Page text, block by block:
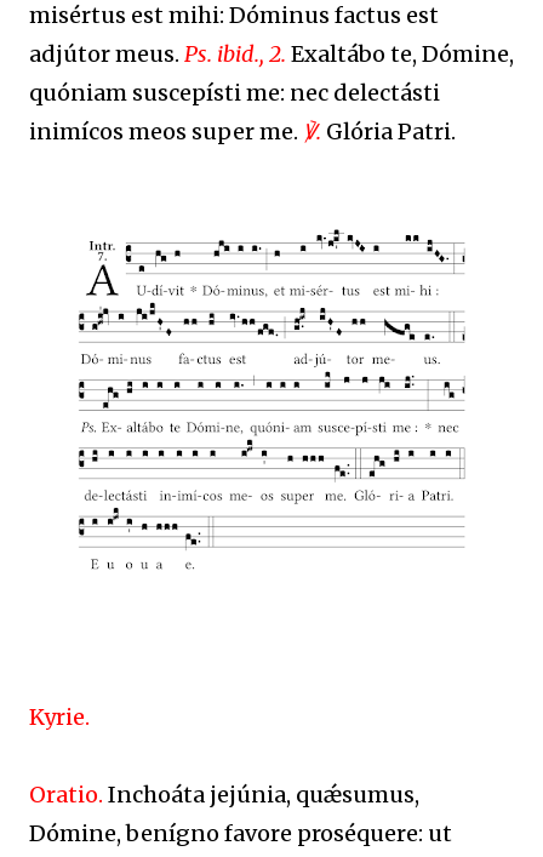
misértus est mihi: Dóminus factus est
adjútor meus. Ps. ibid., 2. Exaltábo te, Dómine,
quóniam suscepísti me: nec delectásti
inimícos meos super me. ℣. Glória Patri.
Kyrie.
Oratio. Inchoáta jejúnia, quǽsumus,
Dómine, benígno favore proséquere: ut